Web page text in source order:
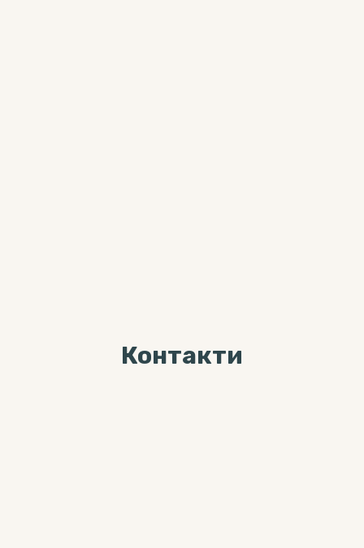
Контакти